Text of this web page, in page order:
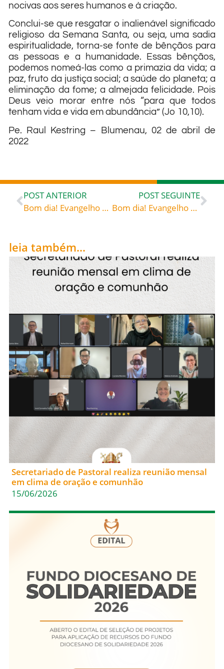
nocivas aos seres humanos e à criação.
Conclui-se que resgatar o inalienável significado
religioso da Semana Santa, ou seja, uma sadia
espiritualidade, torna-se fonte de bênçãos para
as pessoas e a humanidade. Essas bênçãos,
podemos nomeá-las como a primazia da vida; a
paz, fruto da justiça social; a saúde do planeta; a
eliminação da fome; a almejada felicidade. Pois
Deus veio morar entre nós “para que todos
tenham vida e vida em abundância” (Jo 10,10).
Pe. Raul Kestring – Blumenau, 02 de abril de
2022
POST ANTERIOR
Bom dia! Evangelho de 10 de abril de 2022: Sermão para a Ceia do Senhor – Santo Antônio de Pádua (c. 1195-1231) franciscano, doutor da Igreja
POST SEGUINTE
Bom dia! Evangelho de 11 de abril de 2022: «A casa encheu-se com o perfume do bálsamo» – São Jerônimo (347-420) presbítero, tradutor da Bíblia, doutor da Igreja Comentário sobre o Evangelho de Marcos; PLS 2, 125s
leia também...
Secretariado de Pastoral realiza reunião mensal
em clima de oração e comunhão
15/06/2026